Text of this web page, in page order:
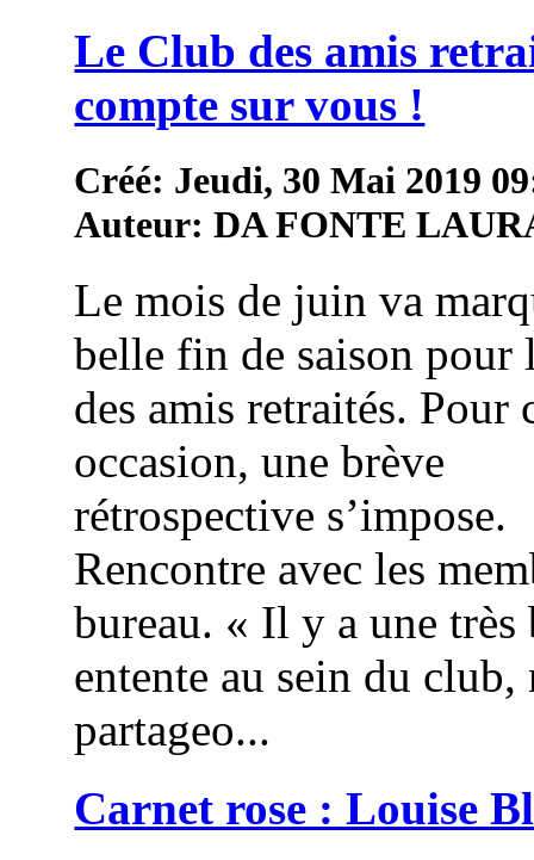
Le Club des amis
compte sur vous !
Créé: Jeudi, 30 Mai 2019
Auteur: DA FONTE
Le mois de juin va
belle fin de saison pour
des amis retraités. Pour
occasion, une brève
rétrospective s’impose.
Rencontre avec les
bureau. « Il y a une très
entente au sein du club,
partageo...
Carnet rose : Louise